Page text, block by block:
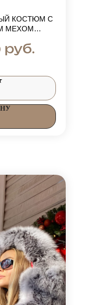
КОСТЮМ С
МЕХОМ
ГРАДУСОВ
руб.